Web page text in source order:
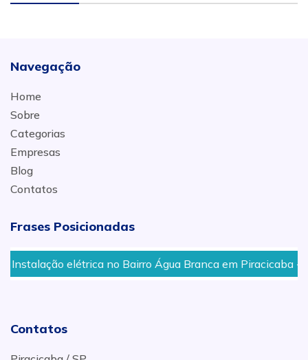
Navegação
Home
Sobre
Categorias
Empresas
Blog
Contatos
Frases Posicionadas
elétrica no Bairro Água Branca em Piracicaba - SP
Contatos